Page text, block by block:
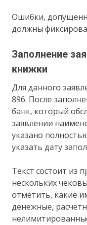
Ошибки,
должны
Заполнение
книжки
Для данного
896. После
банк, который
заявлении
указано
указать дату
Текст состоит из
нескольких
отметить, какие
денежные,